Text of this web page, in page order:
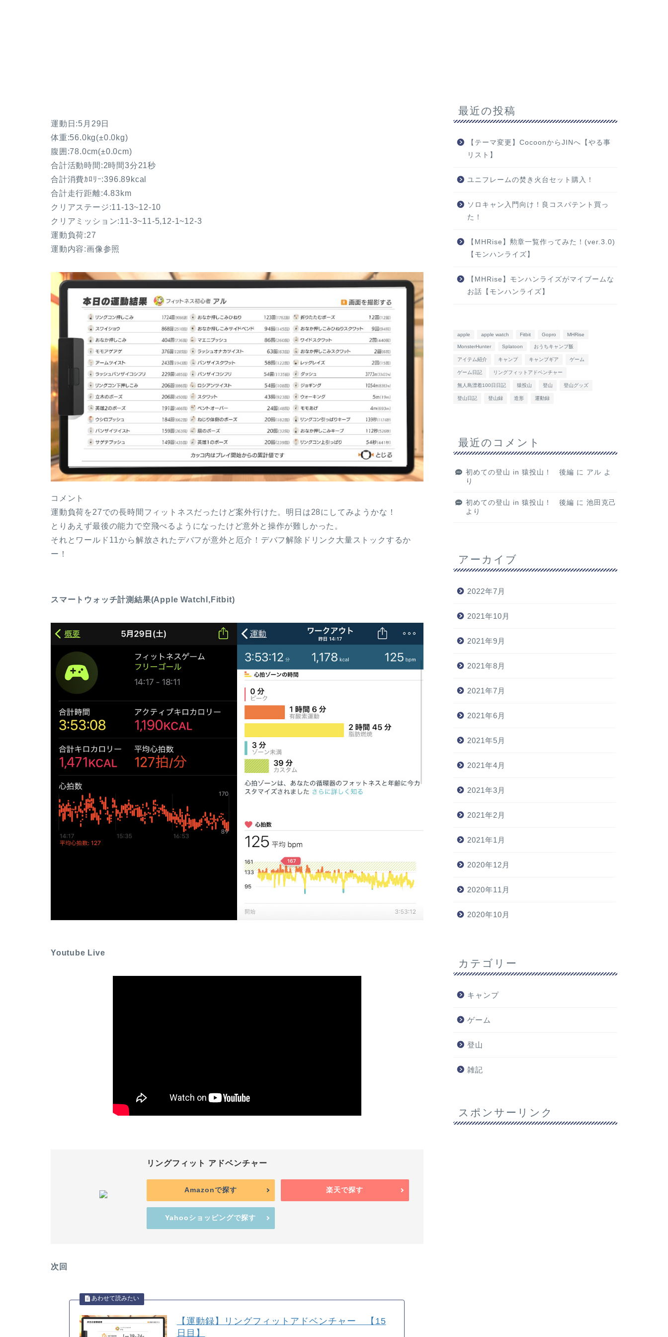
運動日:5月29日
体重:56.0kg(±0.0kg)
腹囲:78.0cm(±0.0cm)
合計活動時間:2時間3分21秒
合計消費ｶﾛﾘｰ:396.89kcal
合計走行距離:4.83km
クリアステージ:11-13~12-10
クリアミッション:11-3~11-5,12-1~12-3
運動負荷:27
運動内容:画像参照
コメント
運動負荷を27での長時間フィットネスだったけど案外行けた。明日は28にしてみようかな！
とりあえず最後の能力で空飛べるようになったけど意外と操作が難しかった。
それとワールド11から解放されたデバフが意外と厄介！デバフ解除ドリンク大量ストックするか
ー！
スマートウォッチ計測結果(Apple Watchl,Fitbit)
Youtube Live
リングフィット アドベンチャー
Amazonで探す 楽天で探す
Yahooショッピングで探す
次回
【運動録】リングフィットアドベンチャー 【15
日目】
最近の投稿
【テーマ変更】CocoonからJINへ【やる事
リスト】
ユニフレームの焚き火台セット購入！
ソロキャン入門向け！良コスパテント買っ
た！
【MHRise】勲章一覧作ってみた！(ver.3.0)
【モンハンライズ】
【MHRise】モンハンライズがマイブームな
お話【モンハンライズ】
apple apple watch Fitbit Gopro MHRise
MonsterHunter Splatoon おうちキャンプ飯
アイテム紹介 キャンプ キャンプギア ゲーム
ゲーム日記 リングフィットアドベンチャー
無人島漂着100日日記 猿投山 登山 登山グッズ
登山日記 登山録 造形 運動録
最近のコメント
初めての登山 in 猿投山！ 後編 に アル よ
り
初めての登山 in 猿投山！ 後編 に 池田克己
より
アーカイブ
2022年7月
2021年10月
2021年9月
2021年8月
2021年7月
2021年6月
2021年5月
2021年4月
2021年3月
2021年2月
2021年1月
2020年12月
2020年11月
2020年10月
カテゴリー
キャンプ
ゲーム
登山
雑記
スポンサーリンク